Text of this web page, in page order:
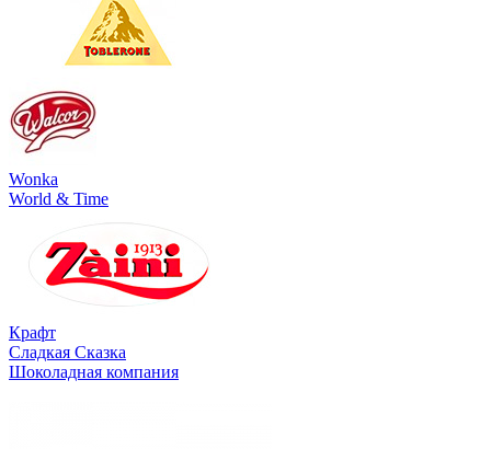
Wonka
World & Time
Крафт
Сладкая Сказка
Шоколадная компания